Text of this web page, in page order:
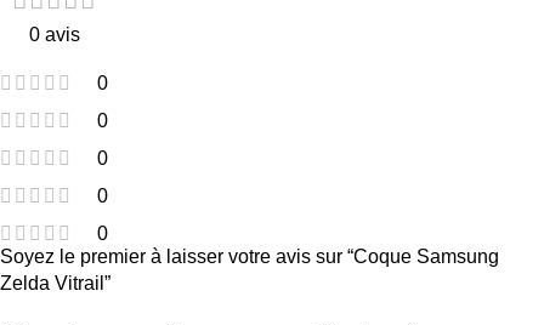
0 avis
0
0
0
0
0
Soyez le premier à laisser votre avis sur “Coque Samsung
Zelda Vitrail”